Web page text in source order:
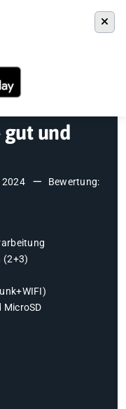
– gut und günstig?
gut und
2024
Bewertung:
(2+3)